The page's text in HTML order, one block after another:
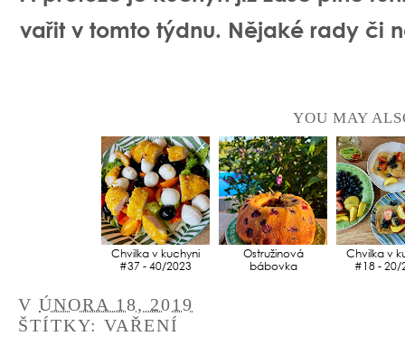
vařit v tomto týdnu. Nějaké rady či
YOU MAY
Chvilka v kuchyni
#37 - 40/2023
Ostružinová
bábovka
Chvilka v
#18 - 20/
V ÚNORA 18, 2019
ŠTÍTKY: VAŘENÍ